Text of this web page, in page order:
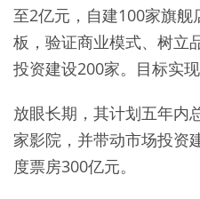
至2亿元，自建100家旗
板，验证商业模式、树立
投资建设200家。目标实现
放眼长期，其计划五年内
家影院，并带动市场投资
度票房300亿元。